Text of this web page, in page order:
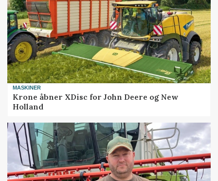
MASKINER
Krone åbner XDisc for John Deere og New
Holland